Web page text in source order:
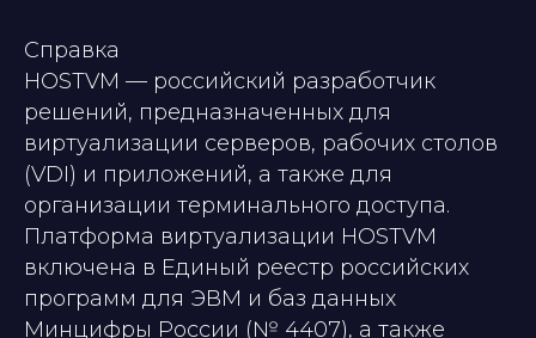
Справка
HOSTVM — российский разработчик
решений, предназначенных для
виртуализации серверов, рабочих столов
(VDI) и приложений, а также для
организации терминального доступа.
Платформа виртуализации HOSTVM
включена в Единый реестр российских
программ для ЭВМ и баз данных
Минцифры России (№ 4407), а также